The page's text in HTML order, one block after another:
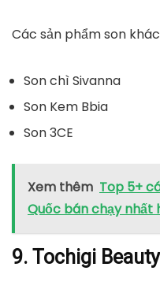
Các sản phẩm son
Son chì Sivanna
Son Kem Bbia
Son 3CE
Xem thêm Top 5+
Quốc bán chạy nhất
9. Tochigi Beauty